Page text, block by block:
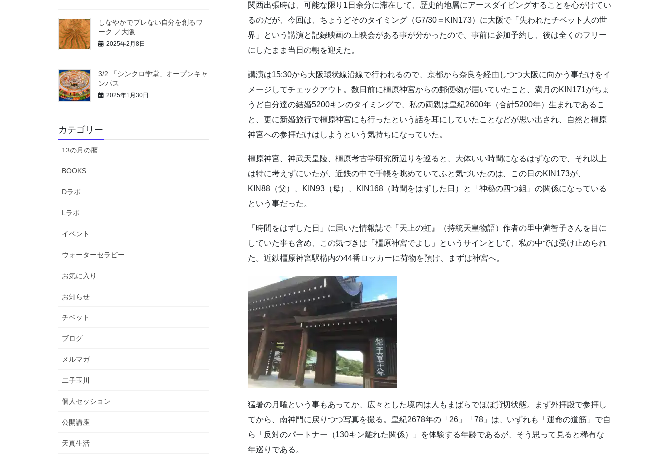
関西出張時は、可能な限り1日余分に滞在して、歴史的地層にアースダイビングすることを心がけてい
るのだが、今回は、ちょうどそのタイミング（G7/30＝KIN173）に大阪で「失われたチベット人の世
界」という講演と記録映画の上映会がある事が分かったので、事前に参加予約し、後は全くのフリー
にしたまま当日の朝を迎えた。
講演は15:30から大阪環状線沿線で行われるので、京都から奈良を経由しつつ大阪に向かう事だけをイ
メージしてチェックアウト。数日前に橿原神宮からの郵便物が届いていたこと、満月のKIN171がちょ
うど自分達の結婚5200キンのタイミングで、私の両親は皇紀2600年（合計5200年）生まれであるこ
と、更に新婚旅行で橿原神宮にも行ったという話を耳にしていたことなどが思い出され、自然と橿原
神宮への参拝だけはしようという気持ちになっていた。
橿原神宮、神武天皇陵、橿原考古学研究所辺りを巡ると、大体いい時間になるはずなので、それ以上
は特に考えずにいたが、近鉄の中で手帳を眺めていてふと気づいたのは、この日のKIN173が、
KIN88（父）、KIN93（母）、KIN168（時間をはずした日）と「神秘の四つ組」の関係になっている
という事だった。
「時間をはずした日」に届いた情報誌で『天上の虹』（持統天皇物語）作者の里中満智子さんを目に
していた事も含め、この気づきは「橿原神宮でよし」というサインとして、私の中では受け止められ
た。近鉄橿原神宮駅構内の44番ロッカーに荷物を預け、まずは神宮へ。
猛暑の月曜という事もあってか、広々とした境内は人もまばらでほぼ貸切状態。まず外拝殿で参拝し
てから、南神門に戻りつつ写真を撮る。皇紀2678年の「26」「78」は、いずれも「運命の道筋」で自
ら「反対のパートナー（130キン離れた関係）」を体験する年齢であるが、そう思って見ると稀有な
年巡りである。
しなやかでブレない自分を創るワ
ーク ／大阪
2025年2月8日
3/2 「シンクロ学堂」オープンキャ
ンパス
2025年1月30日
カテゴリー
13の月の暦
BOOKS
Dラボ
Lラボ
イベント
ウォーターセラピー
お気に入り
お知らせ
チベット
ブログ
メルマガ
二子玉川
個人セッション
公開講座
天真生活